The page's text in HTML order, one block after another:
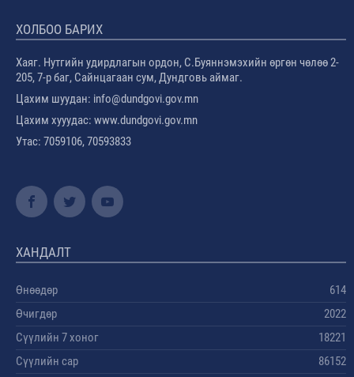
ХОЛБОО БАРИХ
Хаяг. Нутгийн удирдлагын ордон, С.Буяннэмэхийн өргөн чөлөө 2-
205, 7-р баг, Сайнцагаан сум, Дундговь аймаг.
Цахим шуудан: info@dundgovi.gov.mn
Цахим хууудас: www.dundgovi.gov.mn
Утас: 7059106, 70593833
ХАНДАЛТ
Өнөөдөр
614
Өчигдөр
2022
Сүүлийн 7 хоног
18221
Сүүлийн сар
86152